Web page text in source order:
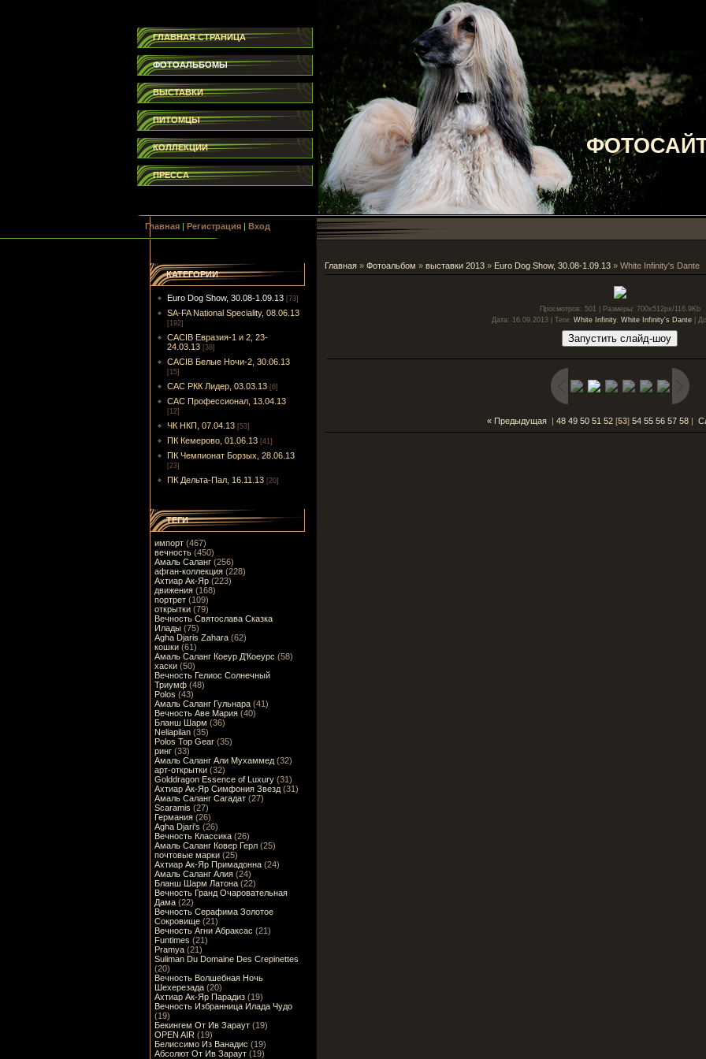
ФОТОСАЙТ
ГЛАВНАЯ СТРАНИЦА
ФОТОАЛЬБОМЫ
ВЫСТАВКИ
ПИТОМЦЫ
КОЛЛЕКЦИИ
ПРЕССА
Главная| Регистрация| Вход
КАТЕГОРИИ
Euro Dog Show, 30.08-1.09.13 [73]
SA-FA National Speciality, 08.06.13
[192]
CACIB Евразия-1 и 2, 23-
24.03.13 [38]
CACIB Белые Ночи-2, 30.06.13
[15]
САС РКК Лидер, 03.03.13 [6]
САС Профессионал, 13.04.13
[12]
ЧК НКП, 07.04.13 [53]
ПК Кемерово, 01.06.13 [41]
ПК Чемпионат Борзых, 28.06.13
[23]
ПК Дельта-Пал, 16.11.13 [20]
ТЕГИ
импорт(467)
вечность(450)
Амаль Саланг(256)
афган-коллекция(228)
Ахтиар Ак-Яр(223)
движения(168)
портрет(109)
открытки(79)
Вечность Святослава Сказка
Илады(75)
Agha Djaris Zahara(62)
кошки(61)
Амаль Саланг Коеур Д'Коеурс (58)
хаски(50)
Вечность Гелиос Солнечный
Триумф(48)
Polos (43)
Амаль Саланг Гульнара(41)
Вечность Аве Мария(40)
Бланш Шарм (36)
Neliapilan(35)
Polos Top Gear(35)
ринг(33)
Амаль Саланг Али Мухаммед(32)
арт-открытки(32)
Golddragon Essence of Luxury(31)
Ахтиар Ак-Яр Симфония Звезд(31)
Амаль Саланг Сагадат(27)
Scaramis (27)
Германия(26)
Agha Djari's (26)
Вечность Классика(26)
Амаль Саланг Ковер Герл(25)
почтовые марки(25)
Ахтиар Ак-Яр Примадонна(24)
Амаль Саланг Алия(24)
Бланш Шарм Латона(22)
Вечность Гранд Очаровательная
Дама(22)
Вечность Серафима Золотое
Сокровище(21)
Вечность Агни Абраксас (21)
Funtimes (21)
Pramya(21)
Suliman Du Domaine Des Crepinettes
(20)
Вечность Волшебная Ночь
Шехерезада(20)
Ахтиар Ак-Яр Парадиз(19)
Вечность Избранница Илада Чудо
(19)
Бекингем От Ив Зараут(19)
OPEN AIR (19)
Белиссимо Из Ванадис (19)
Абсолют От Ив Зараут(19)
Главная» Фотоальбом » выставки 2013» Euro Dog Show, 30.08-1.09.13» White Infinity's Dante
Просмотров: 501 | Размеры: 700x512px/116.9Kb
Дата: 16.09.2013 | Теги: White Infinity, White Infinity's Dante
« Предыдущая| 48 49 50 51 52[53] 54 55 56 57 58|